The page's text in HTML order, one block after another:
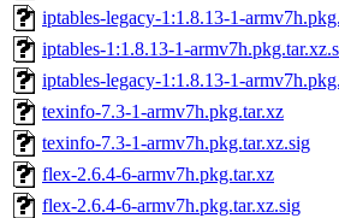
iptables-legacy-1:1.8.13-1-
iptables-1:1.8.13-1-
iptables-legacy-1:1.8.13-1-
texinfo-7.3-1-armv7h.pkg.tar.xz
texinfo-7.3-1-armv7h.pkg.tar.xz.sig
flex-2.6.4-6-armv7h.pkg.tar.xz
flex-2.6.4-6-armv7h.pkg.tar.xz.sig